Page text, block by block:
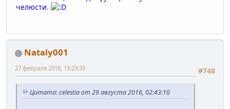
челюсти.
Nataly001
#748
27 февраля 2018, 19:23:39
Цитата: celestia от 29 августа 2016, 02:43:10